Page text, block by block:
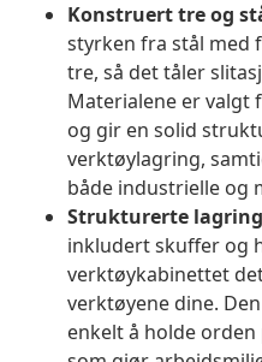
Konstruert tre og
styrken fra stål med
tre, så det tåler
Materialene er valgt
og gir en solid
verktøylagring,
både industrielle og
Strukturerte
inkludert skuffer og
verktøykabinettet
verktøyene dine.
enkelt å holde